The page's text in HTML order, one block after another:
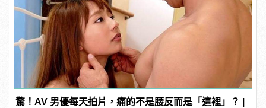
驚！AV 男優每天拍片，痛的不是腰反而是「這裡」？ |